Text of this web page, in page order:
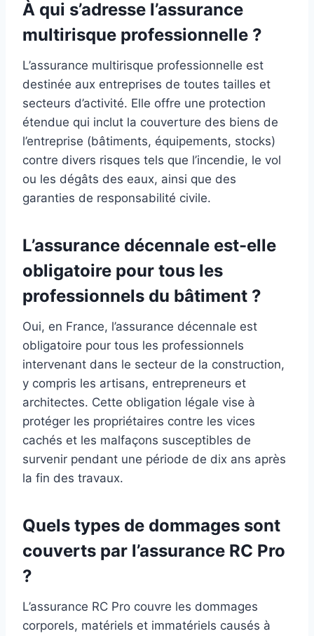
À qui s’adresse l’assurance
multirisque professionnelle ?
L’assurance multirisque professionnelle est
destinée aux entreprises de toutes tailles et
secteurs d’activité. Elle offre une protection
étendue qui inclut la couverture des biens de
l’entreprise (bâtiments, équipements, stocks)
contre divers risques tels que l’incendie, le vol
ou les dégâts des eaux, ainsi que des
garanties de responsabilité civile.
L’assurance décennale est-elle
obligatoire pour tous les
professionnels du bâtiment ?
Oui, en France, l’assurance décennale est
obligatoire pour tous les professionnels
intervenant dans le secteur de la construction,
y compris les artisans, entrepreneurs et
architectes. Cette obligation légale vise à
protéger les propriétaires contre les vices
cachés et les malfaçons susceptibles de
survenir pendant une période de dix ans après
la fin des travaux.
Quels types de dommages sont
couverts par l’assurance RC Pro
?
L’assurance RC Pro couvre les dommages
corporels, matériels et immatériels causés à